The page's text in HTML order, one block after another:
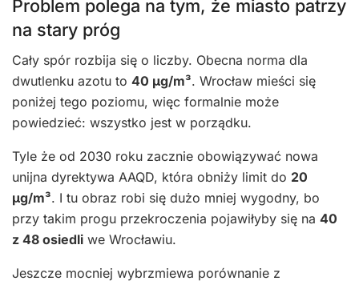
Problem polega na tym, że miasto patrzy
na stary próg
Cały spór rozbija się o liczby. Obecna norma dla
dwutlenku azotu to 40 µg/m³. Wrocław mieści się
poniżej tego poziomu, więc formalnie może
powiedzieć: wszystko jest w porządku.
Tyle że od 2030 roku zacznie obowiązywać nowa
unijna dyrektywa AAQD, która obniży limit do 20
µg/m³. I tu obraz robi się dużo mniej wygodny, bo
przy takim progu przekroczenia pojawiłyby się na 40
z 48 osiedli we Wrocławiu.
Jeszcze mocniej wybrzmiewa porównanie z